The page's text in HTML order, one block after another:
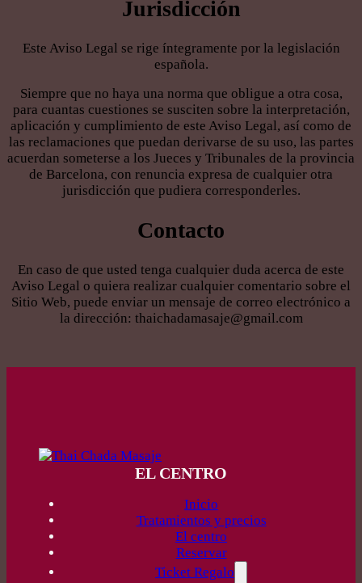
Jurisdicción
Este Aviso Legal se rige íntegramente por la legislación
española.
Siempre que no haya una norma que obligue a otra cosa,
para cuantas cuestiones se susciten sobre la interpretación,
aplicación y cumplimiento de este Aviso Legal, así como de
las reclamaciones que puedan derivarse de su uso, las partes
acuerdan someterse a los Jueces y Tribunales de la provincia
de Barcelona, con renuncia expresa de cualquier otra
jurisdicción que pudiera corresponderles.
Contacto
En caso de que usted tenga cualquier duda acerca de este
Aviso Legal o quiera realizar cualquier comentario sobre el
Sitio Web, puede enviar un mensaje de correo electrónico a
la dirección: thaichadamasaje@gmail.com
EL CENTRO
Inicio
Tratamientos y precios
El centro
Reservar
Ticket Regalo